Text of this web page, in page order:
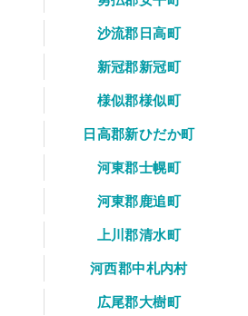
沙流郡日高町
新冠郡新冠町
様似郡様似町
日高郡新ひだか町
河東郡士幌町
河東郡鹿追町
上川郡清水町
河西郡中札内村
広尾郡大樹町